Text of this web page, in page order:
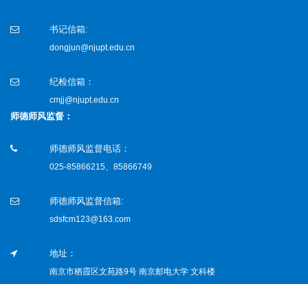
书记信箱:
dongjun@njupt.edu.cn
纪检信箱：
cmjj@njupt.edu.cn
师德师风监督：
师德师风监督电话：
025-85866215、85866749
师德师风监督信箱:
sdsfcm123@163.com
地址：
南京市栖霞区文苑路9号 南京邮电大学 文科楼